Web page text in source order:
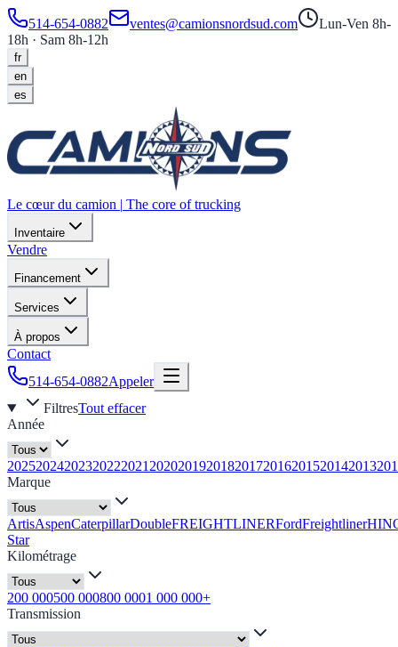
514-654-0882 ventes@camionsnordsud.com
Lun-Ven 8h-
18h · Sam 8h-12h
fr
en
es
Le cœur du camion | The core of trucking
Inventaire
Vendre
Financement
Services
À propos
Contact
514-654-0882Appeler
FiltresTout effacer
Année
20252024202320222021 20202019201820172016201520142013
Marque
ArtisAspenCaterpillarDoubleFREIGHTLINERFordFreightliner
Star
Kilométrage
200 000500 000800 0001 000 000+
Transmission